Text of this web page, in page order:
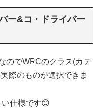
ー&コ・ドライバー
のでWRCのクラス(カテ
際のものが選択できま
仕様です😊